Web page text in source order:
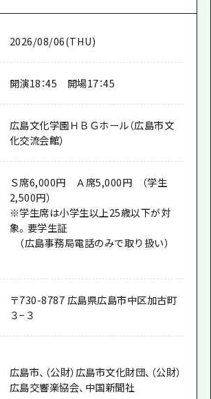
2026/08/06(THU)
開演18：45 開場17：45
広島文化学園ＨＢＧホール（広島市文
化交流会館）
Ｓ席6,000円 Ａ席5,000円 （学生
2,500円）
※学生席は小学生以上25歳以下が対
象。要学生証
（広島事務局電話のみで取り扱い）
〒730-8787 広島県広島市中区加古町
３−３
広島市、（公財）広島市文化財団、（公財）
広島交響楽協会、中国新聞社